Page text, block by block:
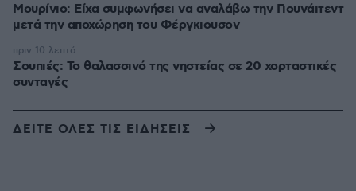
Μουρίνιο: Είχα συμφωνήσει να αναλάβω την Γιουνάιτεντ
μετά την αποχώρηση του Φέργκιουσον
Σουπιές: Το θαλασσινό της νηστείας σε 20 χορταστικές
συνταγές
πριν 10 λεπτά
ΔΕΙΤΕ ΟΛΕΣ ΤΙΣ ΕΙΔΗΣΕΙΣ